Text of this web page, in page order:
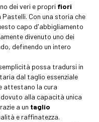
dei veri e propri fiori
Con una storia che
capo d'abbigliamento
divenuto uno dei
definendo un intero
possa tradursi in
dal taglio essenziale
attestano la cura
alla capacità unica
a un taglio
e raffinatezza.